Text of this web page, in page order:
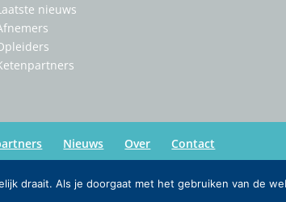
nieuws
Nieuws Over Contact
draait. Als je doorgaat met het gebruiken van de